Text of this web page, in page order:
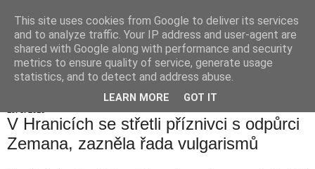
Hranické listy
V Hranicích se střetli příznivci s odpůrci
Zemana, zazněla řada vulgarismů
This site uses cookies from Google to deliver its services
and to analyze traffic. Your IP address and user-agent are
shared with Google along with performance and security
metrics to ensure quality of service, generate usage
statistics, and to detect and address abuse.
LEARN MORE GOT IT